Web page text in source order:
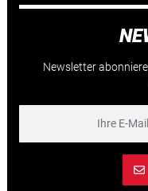
Newsletter